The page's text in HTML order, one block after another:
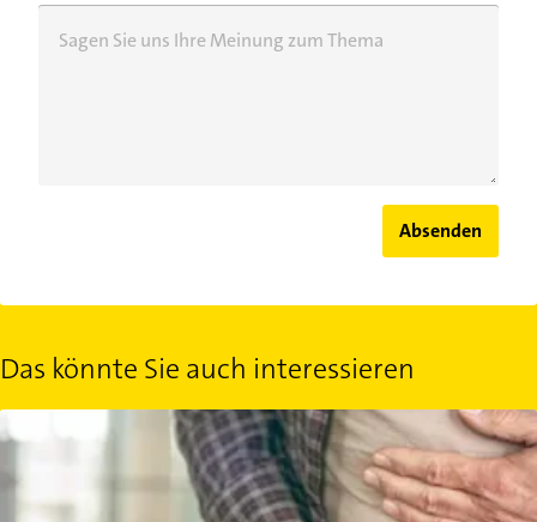
Sagen Sie uns Ihre Meinung zum Thema
Absenden
Das könnte Sie auch interessieren
Verstopfung lösen: 3 milde, freiverkäufliche Abführmittel aus